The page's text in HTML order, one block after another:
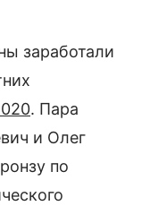
заработали
. Пара
и Олег
по